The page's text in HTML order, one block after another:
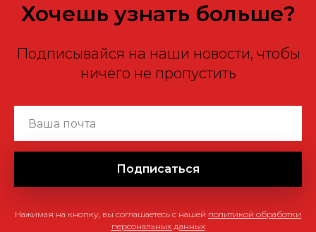
Хочешь узнать больше?
Подписывайся на наши новости, чтобы
ничего не пропустить
Подписаться
Нажимая на кнопку, вы соглашаетесь c нашей политикой обработки
персональных данных